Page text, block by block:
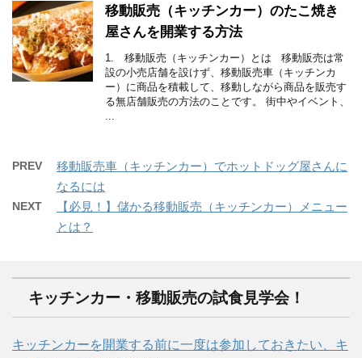
移動販売（キッチンカー）のたこ焼き
屋さんを開業する方法
1. 移動販売（キッチンカー）とは 移動販売は常
設の小売店舗を設けず、移動販売車（キッチンカ
ー）に商品を積載して、移動しながら商品を販売す
る無店舗販売の方法のことです。 街中やイベント、
PREV
移動販売車（キッチンカー）でホットドッグ屋さんに
なるには
NEXT
【必見！】儲かる移動販売（キッチンカー）メニュー
とは？
キッチンカー・移動販売の試食見学会！
キッチンカーを開業する前に一度は参加しておきたい、キ